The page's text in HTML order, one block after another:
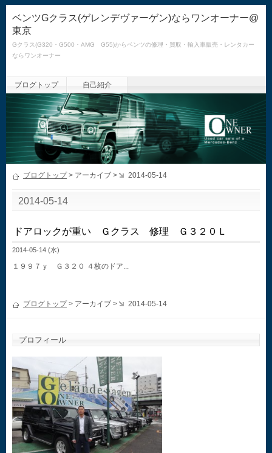
ベンツGクラス(ゲレンデヴァーゲン)ならワンオーナー@
東京
Gクラス(G320・G500・AMG G55)からベンツの修理・買取・輸入車販売・レンタカー
ならワンオーナー
ブログトップ 自己紹介
ブログトップ> アーカイブ > 2014-05-14
2014-05-14
ドアロックが重い Ｇクラス 修理 Ｇ３２０Ｌ
2014-05-14 (水)
１９９７ｙ Ｇ３２０ ４枚のドア...
ブログトップ> アーカイブ > 2014-05-14
プロフィール